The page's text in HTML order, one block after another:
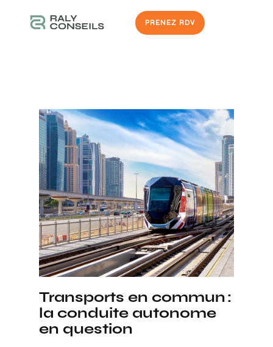
PRENEZ RDV
Transports en commun :
la conduite autonome
en question